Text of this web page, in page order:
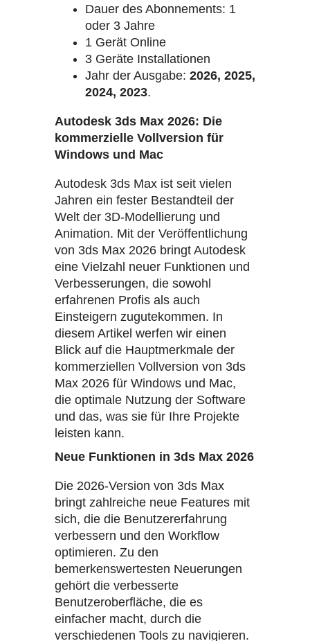
Dauer des Abonnements: 1
oder 3 Jahre
1 Gerät Online
3 Geräte Installationen
Jahr der Ausgabe: 2026, 2025,
2024, 2023.
Autodesk 3ds Max 2026: Die
kommerzielle Vollversion für
Windows und Mac
Autodesk 3ds Max ist seit vielen
Jahren ein fester Bestandteil der
Welt der 3D-Modellierung und
Animation. Mit der Veröffentlichung
von 3ds Max 2026 bringt Autodesk
eine Vielzahl neuer Funktionen und
Verbesserungen, die sowohl
erfahrenen Profis als auch
Einsteigern zugutekommen. In
diesem Artikel werfen wir einen
Blick auf die Hauptmerkmale der
kommerziellen Vollversion von 3ds
Max 2026 für Windows und Mac,
die optimale Nutzung der Software
und das, was sie für Ihre Projekte
leisten kann.
Neue Funktionen in 3ds Max 2026
Die 2026-Version von 3ds Max
bringt zahlreiche neue Features mit
sich, die die Benutzererfahrung
verbessern und den Workflow
optimieren. Zu den
bemerkenswertesten Neuerungen
gehört die verbesserte
Benutzeroberfläche, die es
einfacher macht, durch die
verschiedenen Tools zu navigieren.